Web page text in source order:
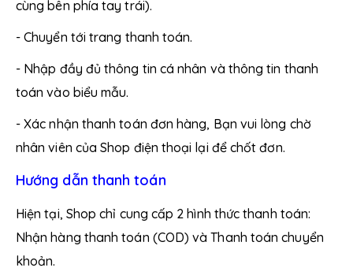
Để nơi khô ráo, thoáng mát, tránh ánh nắng trực tiếp
Hạn dùng:
3 năm kể từ ngày sản xuất (xem trên bao bì).
cùng bên phía tay trái).
- Chuyển tới trang thanh toán.
- Nhập đầy đủ thông tin cá nhân và thông tin thanh
toán vào biểu mẫu.
- Xác nhận thanh toán đơn hàng, Bạn vui lòng chờ
nhân viên của Shop điện thoại lại để chốt đơn.
Hướng dẫn thanh toán
Hiện tại, Shop chỉ cung cấp 2 hình thức thanh toán:
Nhận hàng thanh toán (COD) và Thanh toán chuyển
khoản.